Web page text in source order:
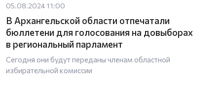
05.08.2024 11:00
В Архангельской области отпечатали
бюллетени для голосования на довыборах
в региональный парламент
Сегодня они будут переданы членам областной
избирательной комиссии